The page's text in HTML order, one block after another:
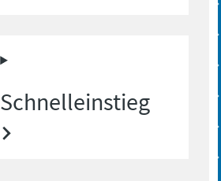
Schnelleinstieg